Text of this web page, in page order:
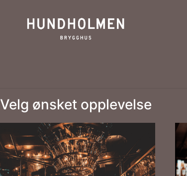
Velg ønsket opplevelse